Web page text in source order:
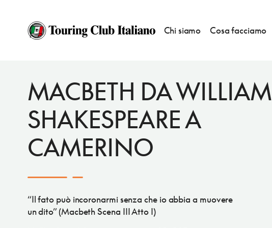
Chi siamo Cosa facciamo
MACBETH DA WILLIAM
SHAKESPEARE A
CAMERINO
“Il fato può incoronarmi senza che io abbia a muovere
un dito” (Macbeth Scena III Atto I)